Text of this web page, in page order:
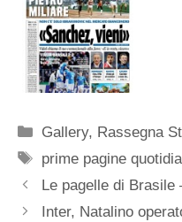
Categorie
Gallery, Rassegna
Tag
prime pagine
Le pagelle di Brasile
Inter, Natalino